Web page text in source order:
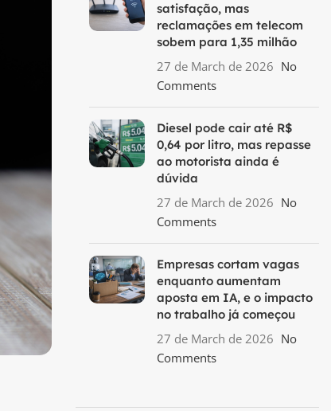
satisfação, mas
reclamações em telecom
sobem para 1,35 milhão
27 de March de 2026 No
Comments
Diesel pode cair até R$
0,64 por litro, mas repasse
ao motorista ainda é
dúvida
27 de March de 2026 No
Comments
Empresas cortam vagas
enquanto aumentam
aposta em IA, e o impacto
no trabalho já começou
27 de March de 2026 No
Comments